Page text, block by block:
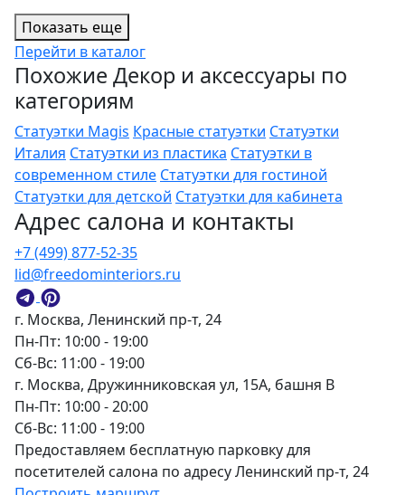
Показать еще
Перейти в каталог
Похожие Декор и аксессуары по
категориям
Статуэтки Magis Красные статуэтки Статуэтки
Италия Статуэтки из пластика Статуэтки в
современном стиле Статуэтки для гостиной
Статуэтки для детской Статуэтки для кабинета
Адрес салона и контакты
г. Москва, Ленинский пр-т, 24
Пн-Пт: 10:00 - 19:00
Сб-Вс: 11:00 - 19:00
г. Москва, Дружинниковская ул, 15А, башня В
Пн-Пт: 10:00 - 20:00
Сб-Вс: 11:00 - 19:00
Предоставляем бесплатную парковку для
посетителей салона по адресу Ленинский пр-т, 24
+7 (499) 877-52-35
lid@freedominteriors.ru